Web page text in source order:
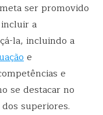
ser promovido
a
la, incluindo a
e
e
se destacar no
superiores.